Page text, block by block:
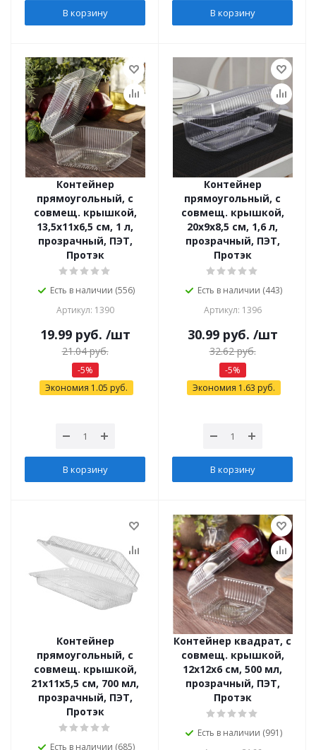
В корзину В корзину
Контейнер
прямоугольный, с
совмещ. крышкой,
13,5х11х6,5 см, 1 л,
прозрачный, ПЭТ,
Протэк
Есть в наличии (556)
Артикул: 1390
19.99руб. /шт
21.04руб.
-5%
Экономия 1.05 руб.
В корзину
Контейнер
прямоугольный, с
совмещ. крышкой,
20х9х8,5 см, 1,6 л,
прозрачный, ПЭТ,
Протэк
Есть в наличии (443)
Артикул: 1396
30.99руб. /шт
32.62руб.
-5%
Экономия 1.63 руб.
В корзину
Контейнер
прямоугольный, с
совмещ. крышкой,
21х11х5,5 см, 700 мл,
прозрачный, ПЭТ,
Протэк
Есть в наличии (685)
Контейнер квадрат, с
совмещ. крышкой,
12х12х6 см, 500 мл,
прозрачный, ПЭТ,
Протэк
Есть в наличии (991)